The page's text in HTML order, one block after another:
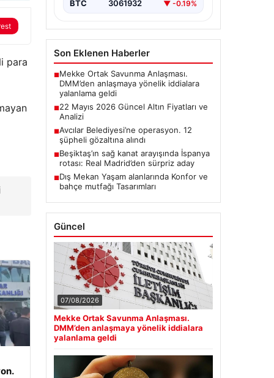
para
BTC 3061932 ▼ -0.19%
Son Eklenen Haberler
■Mekke Ortak Savunma Anlaşması.
DMM’den anlaşmaya yönelik iddialara
yalanlama geldi
■22 Mayıs 2026 Güncel Altın Fiyatları ve
Analizi
■Avcılar Belediyesi’ne operasyon. 12
şüpheli gözaltına alındı
■Beşiktaş’ın sağ kanat arayışında İspanya
rotası: Real Madrid’den sürpriz aday
■Dış Mekan Yaşam alanlarında Konfor ve
bahçe mutfağı Tasarımları
Güncel
07/08/2026
Mekke Ortak Savunma Anlaşması.
DMM’den anlaşmaya yönelik iddialara
yalanlama geldi